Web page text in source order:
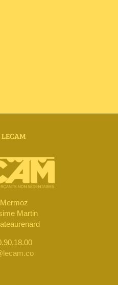
Martin